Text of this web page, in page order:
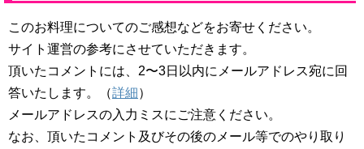
このお料理についてのご感想などをお寄せください。
サイト運営の参考にさせていただきます。
頂いたコメントには、2〜3日以内にメールアドレス宛に回
答いたします。（詳細）
メールアドレスの入力ミスにご注意ください。
なお、頂いたコメント及びその後のメール等でのやり取り